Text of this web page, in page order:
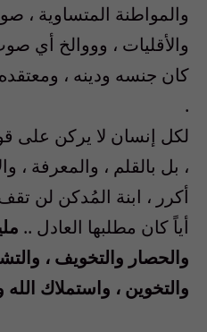
والمواطنة المتساوية ،
والأقليات ، وووالخ أي
كان جنسه ودينه ، ومعتقده
.
لكل إنسان لا يركن على
، بل بالقلم ، والمعرفة ،
أكرر ، ابنة المُدكن لن
أياً كان مطلبها العادل ..
والحصار والتخويف ،
والتخوين ، واستملاك